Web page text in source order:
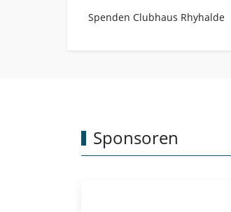
Spenden Clubhaus Rhyhalde
Sponsoren